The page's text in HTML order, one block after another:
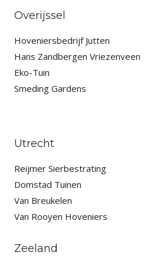
Overijssel
Hoveniersbedrijf Jutten
Hans Zandbergen Vriezenveen
Eko-Tuin
Smeding Gardens
Utrecht
Reijmer Sierbestrating
Domstad Tuinen
Van Breukelen
Van Rooyen Hoveniers
Zeeland